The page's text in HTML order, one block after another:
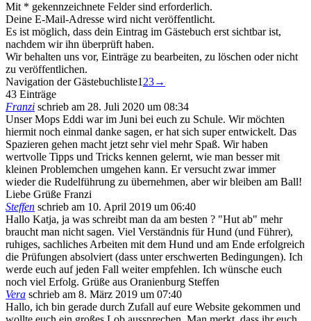
Mit * gekennzeichnete Felder sind erforderlich.
Deine E-Mail-Adresse wird nicht veröffentlicht.
Es ist möglich, dass dein Eintrag im Gästebuch erst sichtbar ist,
nachdem wir ihn überprüft haben.
Wir behalten uns vor, Einträge zu bearbeiten, zu löschen oder nicht
zu veröffentlichen.
Navigation der Gästebuchliste1 23→
43 Einträge
Franzi schrieb am 28. Juli 2020 um 08:34
Unser Mops Eddi war im Juni bei euch zu Schule. Wir möchten
hiermit noch einmal danke sagen, er hat sich super entwickelt. Das
Spazieren gehen macht jetzt sehr viel mehr Spaß. Wir haben
wertvolle Tipps und Tricks kennen gelernt, wie man besser mit
kleinen Problemchen umgehen kann. Er versucht zwar immer
wieder die Rudelführung zu übernehmen, aber wir bleiben am Ball!
Liebe Grüße Franzi
Steffen schrieb am 10. April 2019 um 06:40
Hallo Katja, ja was schreibt man da am besten ? "Hut ab" mehr
braucht man nicht sagen. Viel Verständnis für Hund (und Führer),
ruhiges, sachliches Arbeiten mit dem Hund und am Ende erfolgreich
die Prüfungen absolviert (dass unter erschwerten Bedingungen). Ich
werde euch auf jeden Fall weiter empfehlen. Ich wünsche euch
noch viel Erfolg. Grüße aus Oranienburg Steffen
Vera schrieb am 8. März 2019 um 07:40
Hallo, ich bin gerade durch Zufall auf eure Website gekommen und